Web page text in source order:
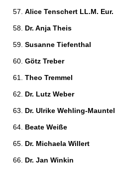
Alice Tenschert LL.M. Eur.
Dr. Anja Theis
Susanne Tiefenthal
Götz Treber
Theo Tremmel
Dr. Lutz Weber
Dr. Ulrike Wehling-Mauntel
Beate Weiße
Dr. Michaela Willert
Dr. Jan Winkin